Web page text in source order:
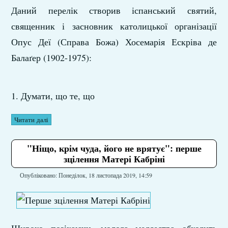
Даний перелік створив іспанський святий,
священник і засновник католицької організації
Опус Деї (Справа Божа) Хосемарія Ескріва де
Балаґер (1902-1975):
1. Думати, що те, що
Читати далі
"Ніщо, крім чуда, його не врятує": перше
зцілення Матері Кабріні
Опубліковано: Понеділок, 18 листопада 2019, 14:59